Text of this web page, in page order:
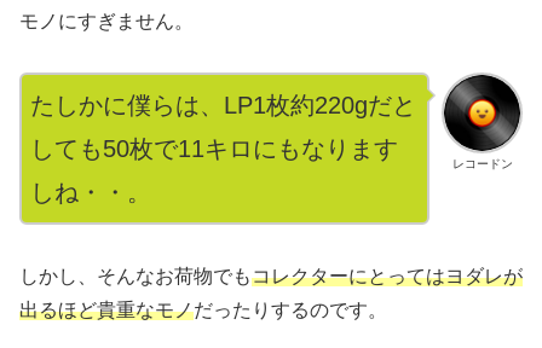
モノにすぎません。
レコードン
たしかに僕らは、LP1枚約220gだと
しても50枚で11キロにもなります
しね・・。
しかし、そんなお荷物でもコレクターにとってはヨダレが
出るほど貴重なモノだったりするのです。